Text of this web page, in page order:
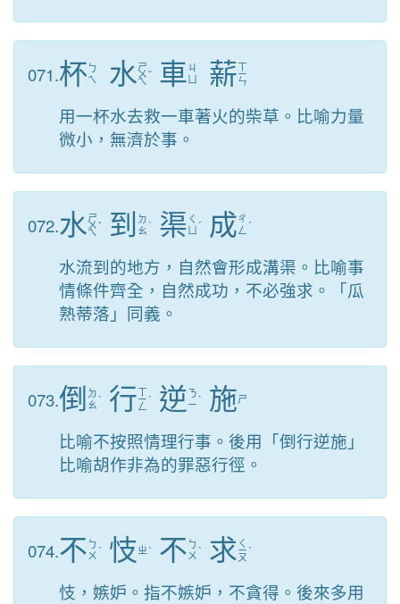
071.杯 ㄅ
ㄟ
水ㄕ
ㄨ
ㄟ
ˇ 車 ㄐ
薪ㄒ
ㄧ
ㄣ
用一杯水去救一車著火的柴草。比喻力量
微小，無濟於事。
072.水ㄕ
ㄨ
ㄟ
ˇ 到
ㄉ
ㄠˋ 渠 ㄑ
ˊ 成ㄔ
ㄥ ˊ
水流到的地方，自然會形成溝渠。比喻事
情條件齊全，自然成功，不必強求。「瓜
熟蒂落」同義。
073.倒
ㄉ
ㄠˋ 行ㄒ
ㄧ
ㄥ
ˊ 逆 ㄋ
ㄧˋ 施ㄕ
比喻不按照情理行事。後用「倒行逆施」
比喻胡作非為的罪惡行徑。
074.不 ㄅ
ㄨ ˋ 忮ㄓˋ 不 ㄅ
ㄨ ˋ 求 ㄑ
ㄧ
ㄡ
ˊ
忮，嫉妒。指不嫉妒，不貪得。後來多用